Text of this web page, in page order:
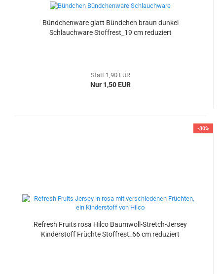
Bündchenware glatt Bündchen braun dunkel
Schlauchware Stoffrest_19 cm reduziert
Statt 1,90 EUR
Nur 1,50 EUR
-30%
Refresh Fruits rosa Hilco Baumwoll-Stretch-Jersey
Kinderstoff Früchte Stoffrest_66 cm reduziert